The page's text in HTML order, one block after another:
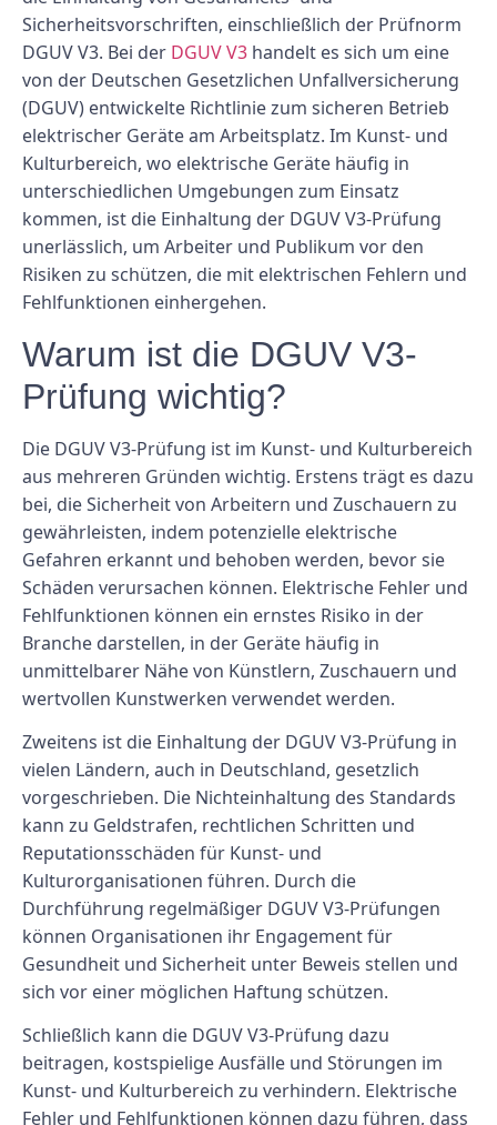
Sicherheitsvorschriften, einschließlich der Prüfnorm
DGUV V3. Bei der DGUV V3 handelt es sich um eine
von der Deutschen Gesetzlichen Unfallversicherung
(DGUV) entwickelte Richtlinie zum sicheren Betrieb
elektrischer Geräte am Arbeitsplatz. Im Kunst- und
Kulturbereich, wo elektrische Geräte häufig in
unterschiedlichen Umgebungen zum Einsatz
kommen, ist die Einhaltung der DGUV V3-Prüfung
unerlässlich, um Arbeiter und Publikum vor den
Risiken zu schützen, die mit elektrischen Fehlern und
Fehlfunktionen einhergehen.
Warum ist die DGUV V3-
Prüfung wichtig?
Die DGUV V3-Prüfung ist im Kunst- und Kulturbereich
aus mehreren Gründen wichtig. Erstens trägt es dazu
bei, die Sicherheit von Arbeitern und Zuschauern zu
gewährleisten, indem potenzielle elektrische
Gefahren erkannt und behoben werden, bevor sie
Schäden verursachen können. Elektrische Fehler und
Fehlfunktionen können ein ernstes Risiko in der
Branche darstellen, in der Geräte häufig in
unmittelbarer Nähe von Künstlern, Zuschauern und
wertvollen Kunstwerken verwendet werden.
Zweitens ist die Einhaltung der DGUV V3-Prüfung in
vielen Ländern, auch in Deutschland, gesetzlich
vorgeschrieben. Die Nichteinhaltung des Standards
kann zu Geldstrafen, rechtlichen Schritten und
Reputationsschäden für Kunst- und
Kulturorganisationen führen. Durch die
Durchführung regelmäßiger DGUV V3-Prüfungen
können Organisationen ihr Engagement für
Gesundheit und Sicherheit unter Beweis stellen und
sich vor einer möglichen Haftung schützen.
Schließlich kann die DGUV V3-Prüfung dazu
beitragen, kostspielige Ausfälle und Störungen im
Kunst- und Kulturbereich zu verhindern. Elektrische
Fehler und Fehlfunktionen können dazu führen, dass